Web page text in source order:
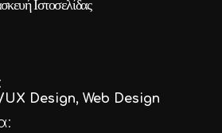
Ιστοσελίδας
UX Design, Web Design